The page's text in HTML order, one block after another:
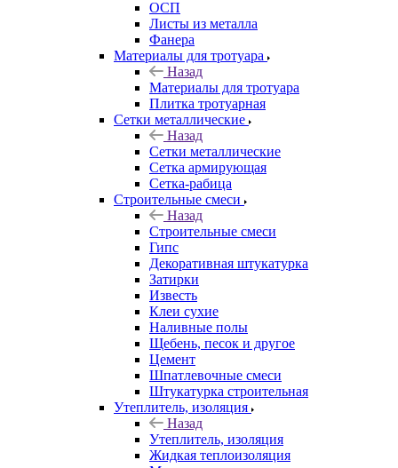
ОСП
Листы из металла
Фанера
Материалы для тротуара
Назад
Материалы для тротуара
Плитка тротуарная
Сетки металлические
Назад
Сетки металлические
Сетка армирующая
Сетка-рабица
Строительные смеси
Назад
Строительные смеси
Гипс
Декоративная штукатурка
Затирки
Известь
Клеи сухие
Наливные полы
Щебень, песок и другое
Цемент
Шпатлевочные смеси
Штукатурка строительная
Утеплитель, изоляция
Назад
Утеплитель, изоляция
Жидкая теплоизоляция